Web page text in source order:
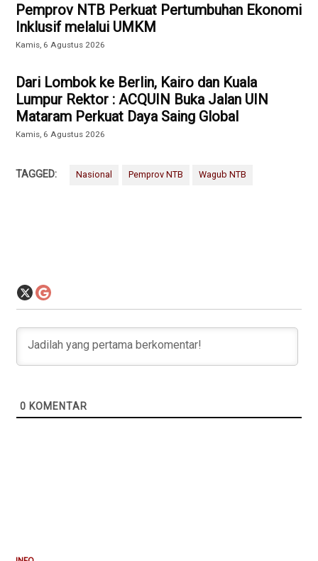
Pemprov NTB Perkuat Pertumbuhan Ekonomi
Inklusif melalui UMKM
Kamis, 6 Agustus 2026
Dari Lombok ke Berlin, Kairo dan Kuala
Lumpur Rektor : ACQUIN Buka Jalan UIN
Mataram Perkuat Daya Saing Global
Kamis, 6 Agustus 2026
TAGGED: Nasional Pemprov NTB Wagub NTB
0 KOMENTAR